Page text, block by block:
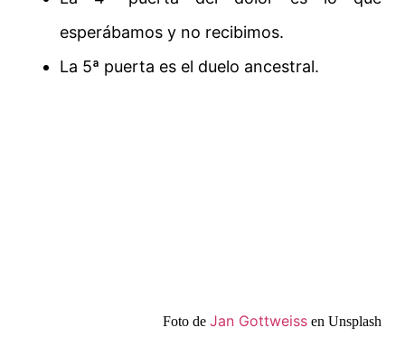
esperábamos y no recibimos.
La 5ª puerta es el duelo ancestral.
Foto de Jan Gottweiss en Unsplash